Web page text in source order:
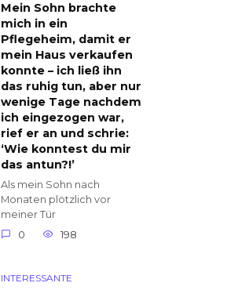
Mein Sohn brachte
mich in ein
Pflegeheim, damit er
mein Haus verkaufen
konnte – ich ließ ihn
das ruhig tun, aber nur
wenige Tage nachdem
ich eingezogen war,
rief er an und schrie:
‘Wie konntest du mir
das antun?!’
Als mein Sohn nach
Monaten plötzlich vor
meiner Tür
0
198
INTERESSANTE